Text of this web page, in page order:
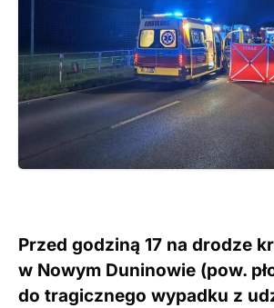
Przed godziną 17 na drodze
w Nowym Duninowie (pow.
do tragicznego wypadku z